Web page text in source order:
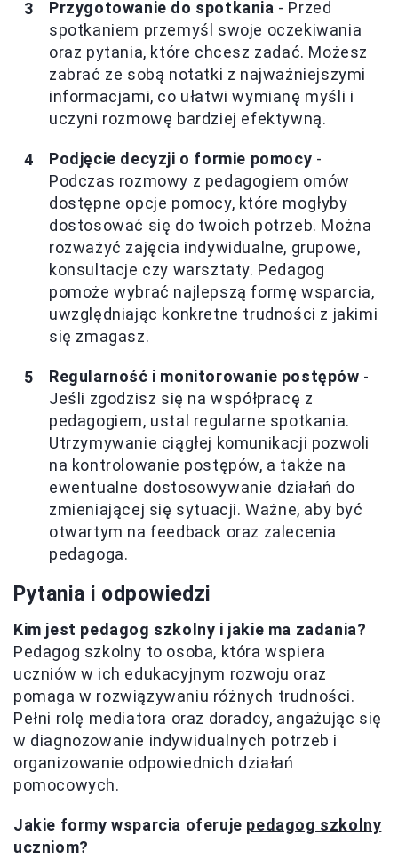
Przygotowanie do spotkania - Przed
spotkaniem przemyśl swoje oczekiwania
oraz pytania, które chcesz zadać. Możesz
zabrać ze sobą notatki z najważniejszymi
informacjami, co ułatwi wymianę myśli i
uczyni rozmowę bardziej efektywną.
Podjęcie decyzji o formie pomocy -
Podczas rozmowy z pedagogiem omów
dostępne opcje pomocy, które mogłyby
dostosować się do twoich potrzeb. Można
rozważyć zajęcia indywidualne, grupowe,
konsultacje czy warsztaty. Pedagog
pomoże wybrać najlepszą formę wsparcia,
uwzględniając konkretne trudności z jakimi
się zmagasz.
Regularność i monitorowanie postępów -
Jeśli zgodzisz się na współpracę z
pedagogiem, ustal regularne spotkania.
Utrzymywanie ciągłej komunikacji pozwoli
na kontrolowanie postępów, a także na
ewentualne dostosowywanie działań do
zmieniającej się sytuacji. Ważne, aby być
otwartym na feedback oraz zalecenia
pedagoga.
Pytania i odpowiedzi
Kim jest pedagog szkolny i jakie ma zadania?
Pedagog szkolny to osoba, która wspiera
uczniów w ich edukacyjnym rozwoju oraz
pomaga w rozwiązywaniu różnych trudności.
Pełni rolę mediatora oraz doradcy, angażując się
w diagnozowanie indywidualnych potrzeb i
organizowanie odpowiednich działań
pomocowych.
Jakie formy wsparcia oferuje pedagog szkolny
uczniom?